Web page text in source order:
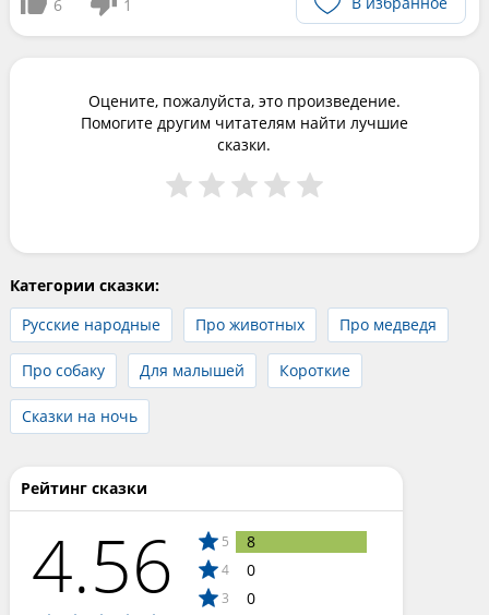
6 1
Оцените, пожалуйста, это произведение.
Помогите другим читателям найти лучшие
сказки.
Категории сказки:
Русские народные
Про животных Про медведя
Про собаку Для малышей Короткие
Сказки на ночь
Рейтинг сказки
4.56 5 8
4 0
3 0